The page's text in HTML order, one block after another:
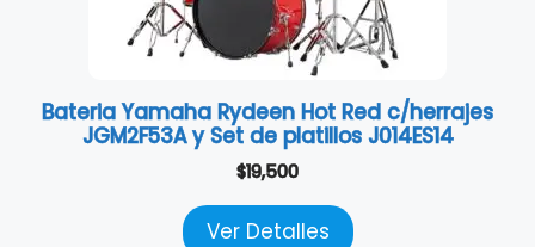
Bateria Yamaha Rydeen Hot Red c/herrajes
JGM2F53A y Set de platillos J014ES14
$19,500
Ver Detalles